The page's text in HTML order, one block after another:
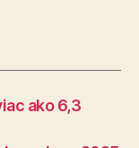
ako 6,3